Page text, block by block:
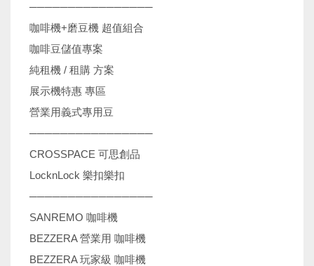
────────────────
咖啡機+磨豆機 超值組合
咖啡豆儲值專案
純租機 / 租購 方案
展示機特惠 專區
營業用義式專用豆
────────────────
CROSSPACE 可思創品
LocknLock 樂扣樂扣
────────────────
SANREMO 咖啡機
BEZZERA 營業用 咖啡機
BEZZERA 玩家級 咖啡機